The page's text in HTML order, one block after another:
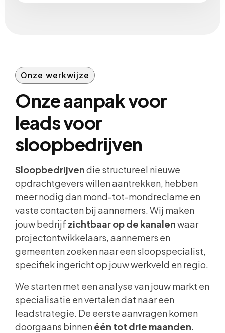
Onze werkwijze
Onze aanpak voor
leads voor
sloopbedrijven
Sloopbedrijvendie structureel nieuwe
opdrachtgevers willen aantrekken, hebben
meer nodig dan mond-tot-mondreclame en
vaste contacten bij aannemers. Wij maken
jouw bedrijf zichtbaar op de kanalenwaar
projectontwikkelaars, aannemers en
gemeenten zoeken naar een sloopspecialist,
specifiek ingericht op jouw werkveld en regio.
We starten met een analyse van jouw markt en
specialisatie en vertalen dat naar een
leadstrategie. De eerste aanvragen komen
doorgaans binnenéén tot drie maanden.